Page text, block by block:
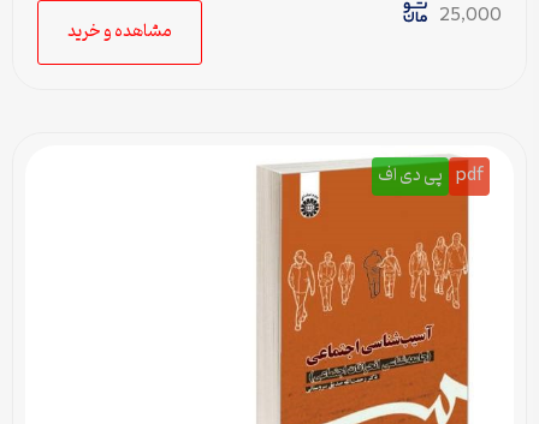
25,000
مشاهده و خرید
pdf پی دی اف